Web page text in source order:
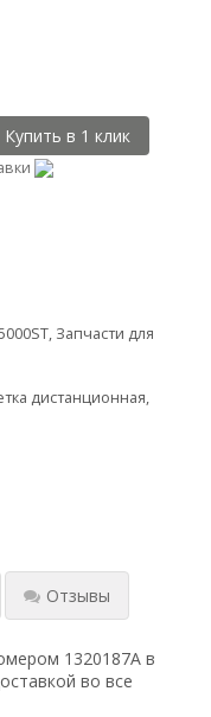
, Запчасти для
дистанционная,
Отзывы
1320187A в
во все